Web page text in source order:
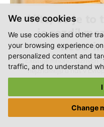
We use cookies
We use cookies and other
your browsing experience
personalized content and
traffic, and to understand
Change
Víte, co je to
je rozdíl
nebo
Existuje mnoho různých
nejznámější u nás v
Find